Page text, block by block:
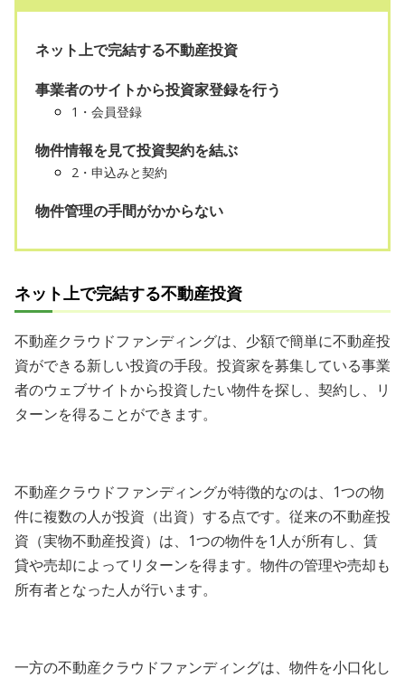
ネット上で完結する不動産投資
事業者のサイトから投資家登録を行う
1・会員登録
物件情報を見て投資契約を結ぶ
2・申込みと契約
物件管理の手間がかからない
ネット上で完結する不動産投資
不動産クラウドファンディングは、少額で簡単に不動産投
資ができる新しい投資の手段。投資家を募集している事業
者のウェブサイトから投資したい物件を探し、契約し、リ
ターンを得ることができます。
不動産クラウドファンディングが特徴的なのは、1つの物
件に複数の人が投資（出資）する点です。従来の不動産投
資（実物不動産投資）は、1つの物件を1人が所有し、賃
貸や売却によってリターンを得ます。物件の管理や売却も
所有者となった人が行います。
一方の不動産クラウドファンディングは、物件を小口化し